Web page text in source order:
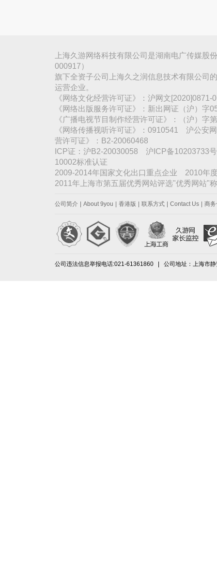
上海久游网络科技有限公司是湖南电广传媒股
000917）
旗下全资子公司上海久之润信息技术有限公司
运营企业。
《网络文化经营许可证》：沪网文
《网络出版服务许可证》：新出网证（沪）字
《广播电视节目制作经营许可证》：（沪）字
《网络传播视听许可证》：0910541 沪公安
营许可证》：B2-20060468
ICP证：沪B2-20030058 沪ICP备10203733
10002标准认证
2009-2014年国家文化出口重点企业 2010年
2011年上海市第五届优秀网站评选"优秀网站
公司简介 About 9you 香港版 联系方式 Contact Us 商
公司违法信息举报电话:021-61361860 | 公司地址：上海市